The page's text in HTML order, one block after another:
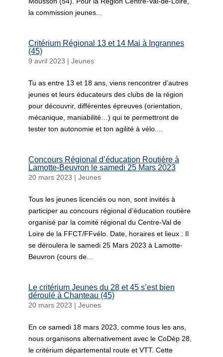
la commission jeunes...
Critérium Régional 13 et 14 Mai à Ingrannes
(45)
9 avril 2023 | Jeunes
Tu as entre 13 et 18 ans, viens rencontrer d’autres
jeunes et leurs éducateurs des clubs de la région
pour découvrir, différentes épreuves (orientation,
mécanique, maniabilité…) qui te permettront de
tester ton autonomie et ton agilité à vélo....
Concours Régional d’éducation Routière à
Lamotte-Beuvron le samedi 25 Mars 2023
20 mars 2023 | Jeunes
Tous les jeunes licenciés ou non, sont invités à
participer au concours régional d’éducation routière
organisé par la comité régional du Centre-Val de
Loire de la FFCT/FFvélo. Date, horaires et lieux : Il
se déroulera le samedi 25 Mars 2023 à Lamotte-
Beuvron (cours de...
Le critérium Jeunes du 28 et 45 s’est bien
déroulé à Chanteau (45)
20 mars 2023 | Jeunes
En ce samedi 18 mars 2023, comme tous les ans,
nous organisons alternativement avec le CoDép 28,
le critérium départemental route et VTT. Cette